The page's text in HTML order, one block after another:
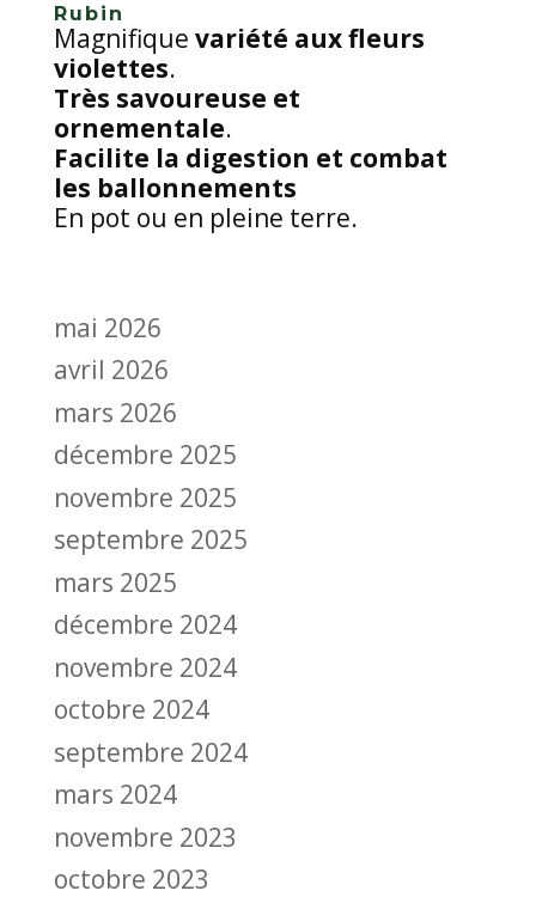
Rubin
Magnifique variété aux fleurs
violettes.
Très savoureuse et
ornementale.
Facilite la digestion et combat
les ballonnements
En pot ou en pleine terre.
mai 2026
avril 2026
mars 2026
décembre 2025
novembre 2025
septembre 2025
mars 2025
décembre 2024
novembre 2024
octobre 2024
septembre 2024
mars 2024
novembre 2023
octobre 2023